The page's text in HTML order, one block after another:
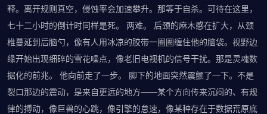
释。离开规则真空，侵蚀率会加速攀升。那等于自杀。可待在这里，
七十二小时的倒计时同样是死。 两难。 后颈的麻木感在扩大，从颈
椎蔓延到后脑勺，像有人用冰凉的胶带一圈圈缠住他的脑袋。视野边
缘开始出现细碎的雪花噪点，像老旧电视机的信号干扰。那是灵魂数
据化的前兆。 他向前走了一步。 脚下的地面突然震颤了一下。不是
裂口那边的震动，是来自更远的地方——某个方向传来沉闷的、有规
律的搏动，像巨兽的心跳，像引擎的怠速，像某种存在于数据荒原底